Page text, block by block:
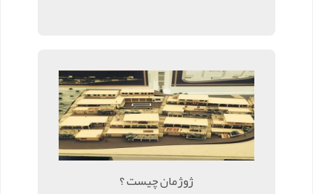
ژوژمان چیست ؟